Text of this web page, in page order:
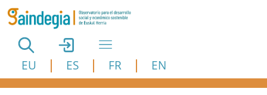
Pasar al contenido principal
EU ES FR EN